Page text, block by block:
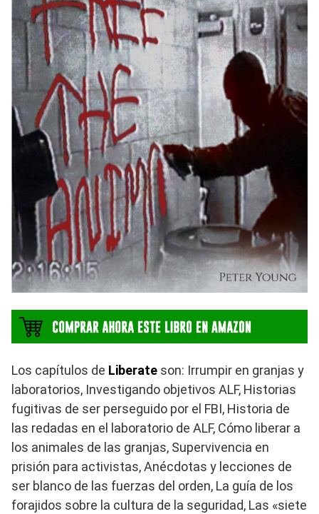
Los capítulos de Liberate son: Irrumpir en granjas y
laboratorios, Investigando objetivos ALF, Historias
fugitivas de ser perseguido por el FBI, Historia de
las redadas en el laboratorio de ALF, Cómo liberar a
los animales de las granjas, Supervivencia en
prisión para activistas, Anécdotas y lecciones de
ser blanco de las fuerzas del orden, La guía de los
forajidos sobre la cultura de la seguridad, Las «siete